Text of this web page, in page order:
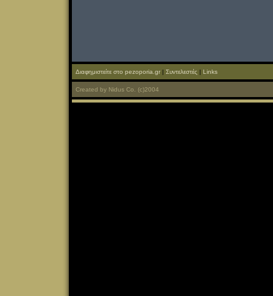
Διαφημιστείτε στο pezoporia.gr | Συντελεστές | Links
Created by Nidus Co. (c)2004